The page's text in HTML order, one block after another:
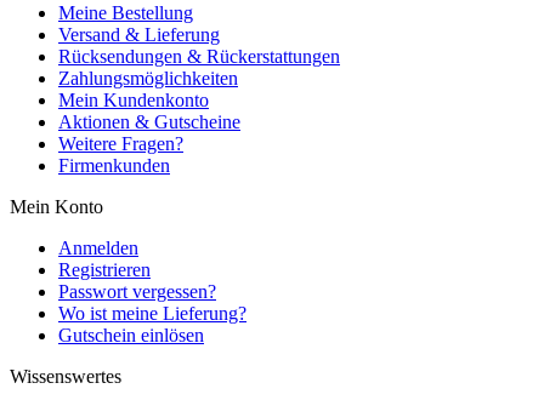
Meine Bestellung
Versand & Lieferung
Rücksendungen & Rückerstattungen
Zahlungsmöglichkeiten
Mein Kundenkonto
Aktionen & Gutscheine
Weitere Fragen?
Firmenkunden
Mein Konto
Anmelden
Registrieren
Passwort vergessen?
Wo ist meine Lieferung?
Gutschein einlösen
Wissenswertes